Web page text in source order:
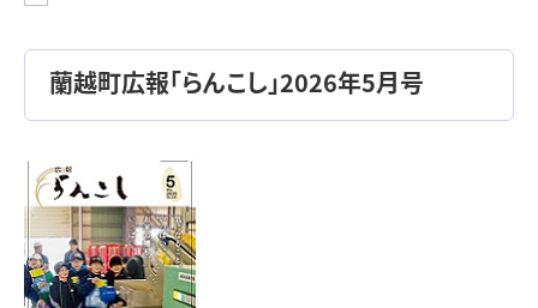
蘭越町広報「らんこし」2026年5月号